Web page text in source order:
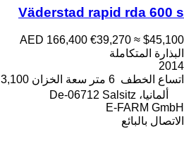
Väderstad rapid rda 600 s
AED 166,400 €39,270 ≈ $45,100
البذارة المتكاملة
2014
اتساع الخطف 6 متر سعة الخزان 3,100 لتر
ألمانيا، De-06712 Salsitz
E-FARM GmbH
الاتصال بالبائع